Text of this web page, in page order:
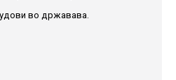
во државава.